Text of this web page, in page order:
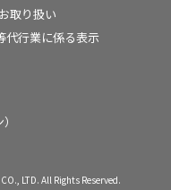
取り扱い
代行業に係る表示
LTD. All Rights Reserved.